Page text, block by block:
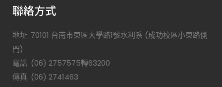
聯絡方式
地址: 70101 台南市東區大學路1號水利系 (成功校區小東路側
門)
電話: (06) 2757575轉63200
傳真: (06) 2741463